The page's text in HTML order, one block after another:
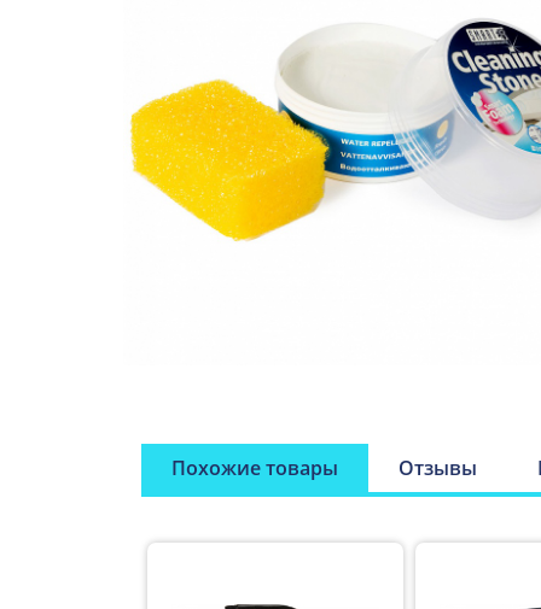
Похожие товары Отзывы